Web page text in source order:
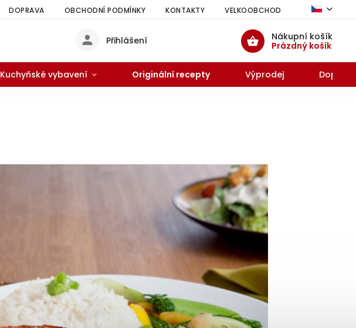
DOPRAVA OBCHODNÍ PODMÍNKY KONTAKTY VELKOOBCHOD HODNOCENÍ
Nákupní košík
Prázdný košík
Přihlášení
Kuchyňské vybavení Originální recepty Výprodej